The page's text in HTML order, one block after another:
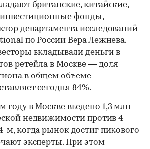
британские, китайские,
фонды,
департамента исследований
по России Вера Лежнева.
вкладывали деньги в
ретейла в Москве — доля
в общем объеме
сегодня 84%.
году в Москве введено 1,3 млн
недвижимости против 4
м, когда рынок достиг пикового
эксперты. При этом